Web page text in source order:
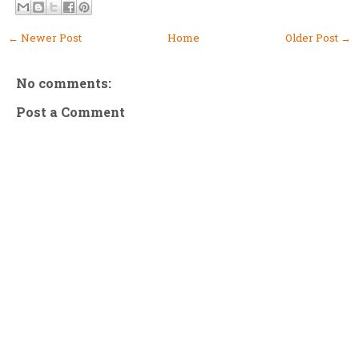
← Newer Post Older Post →
Home
No comments:
Post a Comment